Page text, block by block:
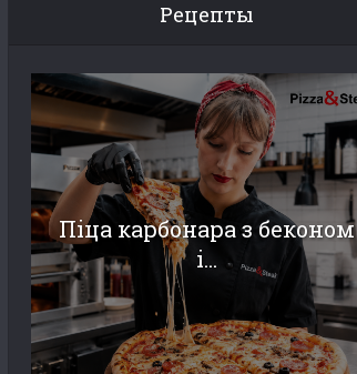
Рецепты
Піца карбонара з беконом
і...